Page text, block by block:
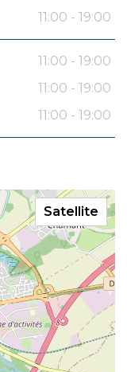
11:00 - 19:00
11:00 - 19:00
11:00 - 19:00
11:00 - 19:00
Satellite